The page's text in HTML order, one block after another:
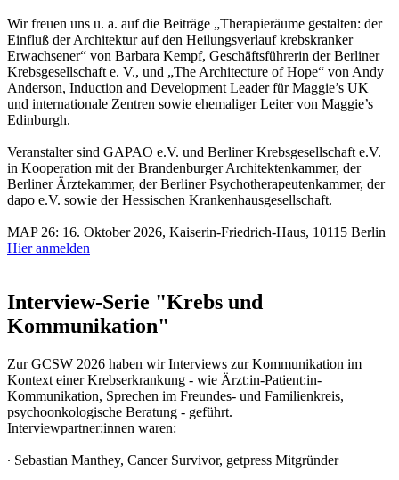
Wir freuen uns u. a. auf die Beiträge „Therapieräume gestalten: der
Einfluß der Architektur auf den Heilungsverlauf krebskranker
Erwachsener“ von Barbara Kempf, Geschäftsführerin der Berliner
Krebsgesellschaft e. V., und „The Architecture of Hope“ von Andy
Anderson, Induction and Development Leader für Maggie’s UK
und internationale Zentren sowie ehemaliger Leiter von Maggie’s
Edinburgh.
Veranstalter sind GAPAO e.V. und Berliner Krebsgesellschaft e.V.
in Kooperation mit der Brandenburger Architektenkammer, der
Berliner Ärztekammer, der Berliner Psychotherapeutenkammer, der
dapo e.V. sowie der Hessischen Krankenhausgesellschaft.
MAP 26: 16. Oktober 2026, Kaiserin-Friedrich-Haus, 10115 Berlin
Hier anmelden
Interview-Serie "Krebs und
Kommunikation"
Zur GCSW 2026 haben wir Interviews zur Kommunikation im
Kontext einer Krebserkrankung - wie Ärzt:in-Patient:in-
Kommunikation, Sprechen im Freundes- und Familienkreis,
psychoonkologische Beratung - geführt.
Interviewpartner:innen waren:
∙ Sebastian Manthey, Cancer Survivor, getpress Mitgründer